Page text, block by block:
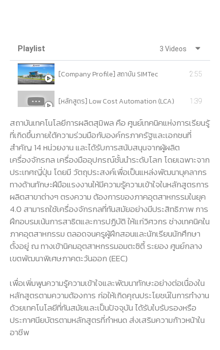
Playlist 3 Videos
[Company Profile] สถาบัน SIMTec 2:55
[หลักสูตร] Low Cost Automation (LCA) 1:39
[หลักสูตร] Digital Manufacturing & IoT Program 2:40
สถาบันเทคโนโลยีการผลิตสุมิพล คือ ศูนย์เทคนิคแห่งการเรียนรู้
ที่เกิดขึ้นภายใต้ความร่วมมือกับองค์กรภาครัฐและเอกชนที่
สําคัญ 14 หน่วยงาน และได้รับการสนับสนุนจากผู้ผลิต
เครื่องจักรกล เครื่องมืออุปกรณ์ชั้นนําระดับโลก โดยเฉพาะจาก
ประเทศญี่ปุ่น โดยมี วัตถุประสงค์เพื่อเป็นแหล่งพัฒนาบุคลากร
ทางด้านทักษะฝีมือแรงงานให้มีความรู้ความเข้าใจในหลักสูตรการ
ผลิตสาขาต่างๆ ตรงความ ต้องการของภาคอุตสาหกรรมในยุค
4.0 สามารถใช้เครื่องจักรกลที่ทันสมัยอย่างมีประสิทธิภาพ การ
ฝึกอบรมเน้นการสาธิตและการปฏิบัติ ให้แก่วิศวกร ช่างเทคนิคใน
ภาคอุตสาหกรรม ตลอดจนครูผู้ฝึกสอนและนักเรียนนักศึกษา
ตั้งอยู่ ณ ทางเข้านิคมอุตสาหกรรมอมตะซิตี้ ระยอง ศูนย์กลาง
เขตพัฒนาพิเศษภาคตะวันออก (EEC)
เพื่อเพิ่มพูนความรู้ความเข้าใจและพัฒนาทักษะอย่างต่อเนื่องใน
หลักสูตรตามความต้องการ ก่อให้เกิดคุณประโยชน์ในการทำงาน
ด้วยเทคโนโลยีที่ทันสมัยและเป็นปัจจุบัน ได้รับใบรับรองหรือ
ประกาศนียบัตรตามหลักสูตรที่กำหนด ส่งเสริมความก้าวหน้าใน
อาชีพ